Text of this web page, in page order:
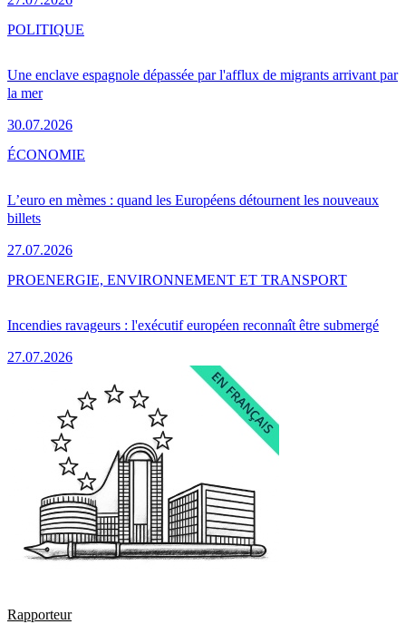
Une enclave espagnole dépassée par l'afflux de migrants arrivant par
la mer
30.07.2026
POLITIQUE
L’euro en mèmes : quand les Européens détournent les nouveaux
billets
27.07.2026
ÉCONOMIE
Incendies ravageurs : l'exécutif européen reconnaît être submergé
27.07.2026
PROENERGIE, ENVIRONNEMENT ET TRANSPORT
Rapporteur